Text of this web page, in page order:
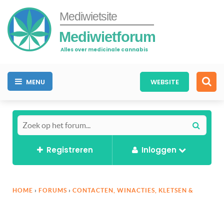
Mediwietsite
Mediwietforum
Alles over medicinale cannabis
MENU WEBSITE
Registreren Inloggen
HOME › FORUMS › CONTACTEN, WINACTIES, KLETSEN &